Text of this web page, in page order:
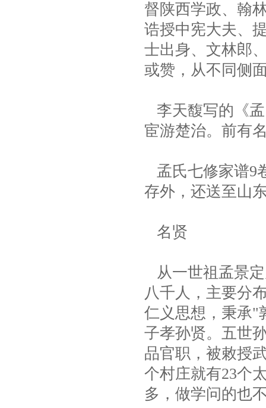
督陕西学政、翰
诰授中宪大夫、
士出身、文林郎
或赞，从不同侧
李天馥写的《
宦游楚治。前有
孟氏七修家谱9
存外，还送至山
名贤
从一世祖孟景
八千人，主要分
仁义思想，秉承"
子孝孙贤。五世
品官职，被敕授
个村庄就有23个
多，做学问的也